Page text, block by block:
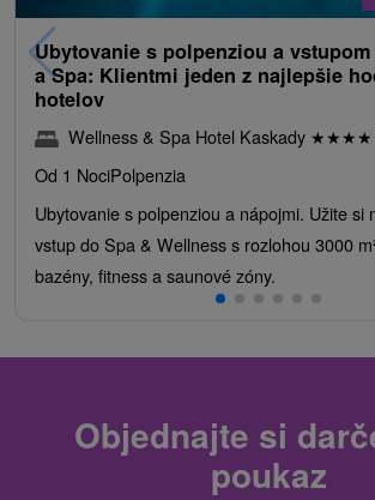
Ubytovanie s polpenziou a
a Spa: Klientmi jeden z najlepšie
hotelov
Wellness & Spa Hotel Kaskady ★★★★
Od 1 NociPolpenzia
Ubytovanie s polpenziou a nápojmi. Užite si
vstup do Spa & Wellness s rozlohou 3000
bazény, fitness a saunové zóny.
Objednajte si
poukaz